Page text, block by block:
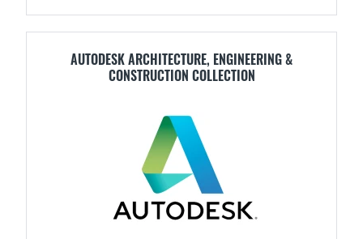
AUTODESK ARCHITECTURE, ENGINEERING &
CONSTRUCTION COLLECTION